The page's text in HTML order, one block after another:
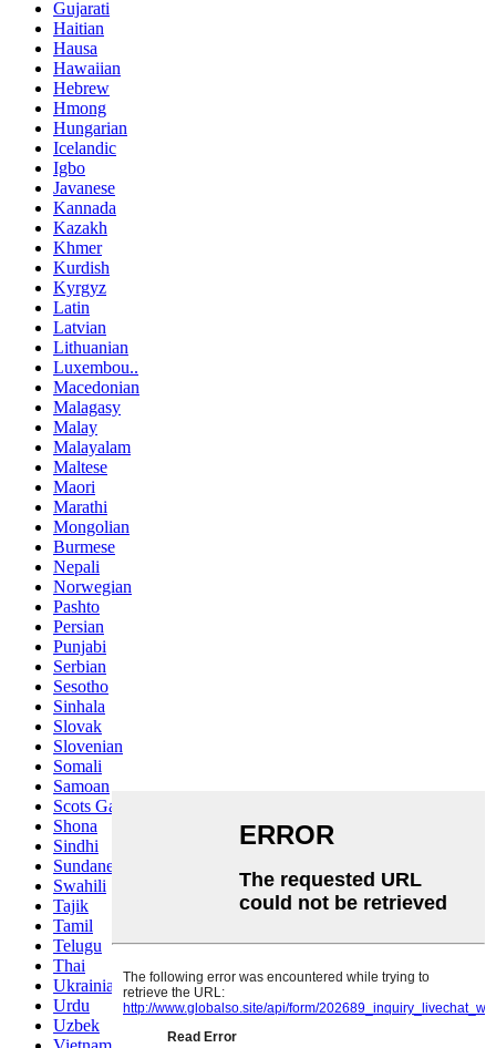
Gujarati
Haitian
Hausa
Hawaiian
Hebrew
Hmong
Hungarian
Icelandic
Igbo
Javanese
Kannada
Kazakh
Khmer
Kurdish
Kyrgyz
Latin
Latvian
Lithuanian
Luxembou..
Macedonian
Malagasy
Malay
Malayalam
Maltese
Maori
Marathi
Mongolian
Burmese
Nepali
Norwegian
Pashto
Persian
Punjabi
Serbian
Sesotho
Sinhala
Slovak
Slovenian
Somali
Samoan
Scots Gaelic
Shona
Sindhi
Sundanese
Swahili
Tajik
Tamil
Telugu
Thai
Ukrainian
Urdu
Uzbek